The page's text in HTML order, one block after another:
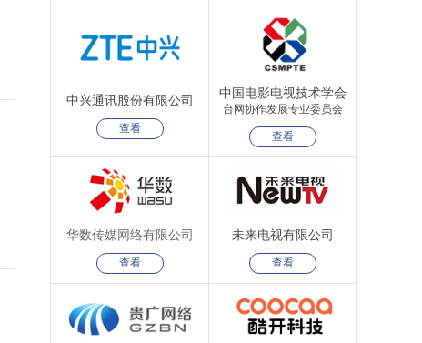
中兴通讯股份有限公司
查看
中国电影电视技术学会
台网协作发展专业委员会
查看
华数传媒网络有限公司
查看
未来电视有限公司
查看